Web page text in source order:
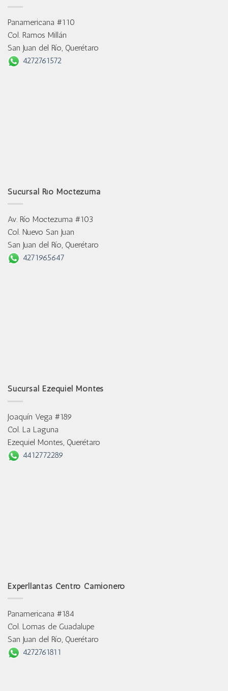
Panamericana #110
Col. Ramos Millán
San Juan del Río, Querétaro
4272761572
Sucursal Río Moctezuma
Av. Río Moctezuma #103
Col. Nuevo San Juan
San Juan del Río, Querétaro
4271965647
Sucursal Ezequiel Montes
Joaquín Vega #189
Col. La Laguna
Ezequiel Montes, Querétaro
4412772289
Experllantas Centro Camionero
Panamericana #184
Col. Lomas de Guadalupe
San Juan del Río, Querétaro
4272761811